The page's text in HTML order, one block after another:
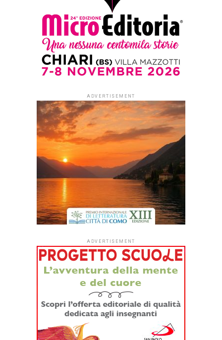
Redazione Leggere:tutti
di Annarita Paliani
intimo fra ricordi e
speranze.
Il 9 maggio 1997 un colpo di
pistola colpisce alla testa
Marta Russo. Finirà con
ucciderla 5 giorni dopo. E
cambierà per sempre
quell’idea di allegria che si vive all’interno di una
Ma soprattutto cambierà per sempre e in modo
drammatico la vita di una famiglia normale come tante,
colpita al cuore nel suo desco familiare.
Nulla sarà come prima. Il processo mediatico prenderà il
sopravvento. Il libro di Tiziana, sorella di Marta, è
giustamente pieno di rabbia ma pieno di amore, senza